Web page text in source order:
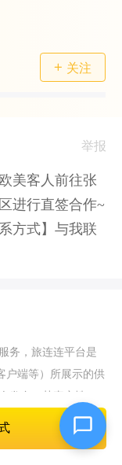
关注
举报
美客人前往张
进行直签合作~
方式】与我联
务，旅连连平台是
户端等）所展示的供
发布，其真实性、
您注意谨慎核实，如
联系；如您发现有任